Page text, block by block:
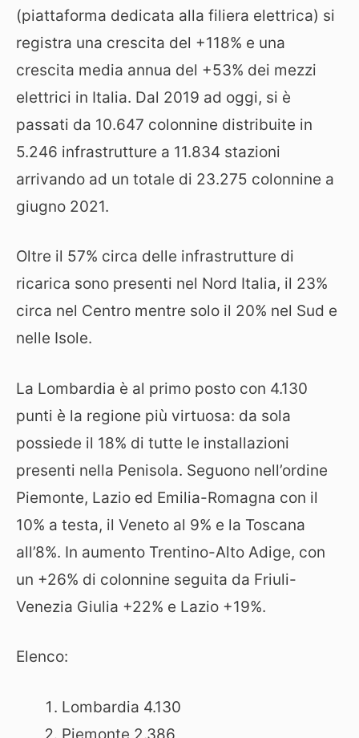
(piattaforma dedicata alla filiera elettrica) si
registra una crescita del +118% e una
crescita media annua del +53% dei mezzi
elettrici in Italia. Dal 2019 ad oggi, si è
passati da 10.647 colonnine distribuite in
5.246 infrastrutture a 11.834 stazioni
arrivando ad un totale di 23.275 colonnine a
giugno 2021.
Oltre il 57% circa delle infrastrutture di
ricarica sono presenti nel Nord Italia, il 23%
circa nel Centro mentre solo il 20% nel Sud e
nelle Isole.
La Lombardia è al primo posto con 4.130
punti è la regione più virtuosa: da sola
possiede il 18% di tutte le installazioni
presenti nella Penisola. Seguono nell’ordine
Piemonte, Lazio ed Emilia-Romagna con il
10% a testa, il Veneto al 9% e la Toscana
all’8%. In aumento Trentino-Alto Adige, con
un +26% di colonnine seguita da Friuli-
Venezia Giulia +22% e Lazio +19%.
Elenco:
Lombardia 4.130